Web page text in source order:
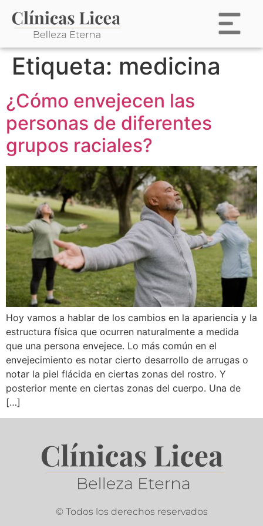
Etiqueta: medicina
¿Cómo envejecen las
personas de diferentes
grupos raciales?
Hoy vamos a hablar de los cambios en la apariencia y la
estructura física que ocurren naturalmente a medida
que una persona envejece. Lo más común en el
envejecimiento es notar cierto desarrollo de arrugas o
notar la piel flácida en ciertas zonas del rostro. Y
posterior mente en ciertas zonas del cuerpo. Una de
[…]
© Todos los derechos reservados